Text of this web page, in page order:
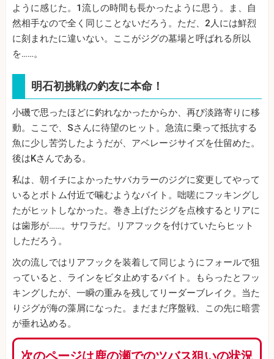
ように感じた。1流しの時間も長かったように思う。ま、自
然相手なので全く同じことないだろう。ただ、2人には鮮烈
に刻まれたに違いない。ここがジグの墓場と呼ばれる所以
を……。
明石初挑戦の釣友に本命！
小磯で思ったほどに釣れなかったからか、再び淡路寄りに移
動。ここで、Sさんに待望のヒット。急流に乗って抵抗する
魚に少し苦労したようだが、アベレージサイズを仕留めた。
後はKさんである。
私は、朝イチによかったサバカラーのジグに変更してやって
いるとボトム付近で噛むようなバイト。咄嗟にフッキングし
たがヒットしなかった。巻き上げたジグを点検するとリアに
は歯形が……。サワラだ。リアフックを付けていたらヒット
しただろう。
次の流しではリアフックを装着して同じようにフォールで狙
っていると、ラインをビタ止めするバイト。もらったとフッ
キングしたが、一瞬の重みを残してリーダーブレイク。当た
りジグが海の藻屑になった。まだまだ序盤戦、この先に暗雲
が垂れ込める。
次のページは鹿の瀬でのツバス狙いの状況